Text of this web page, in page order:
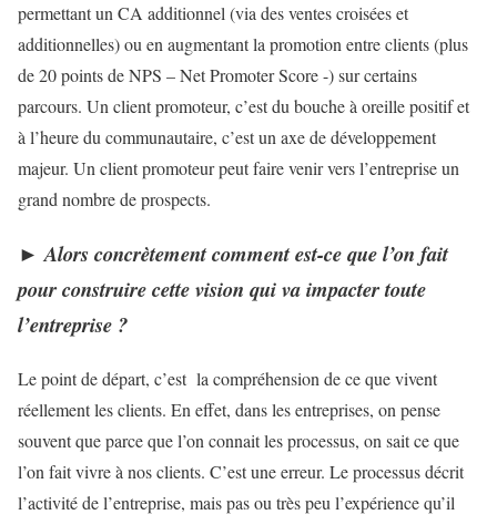
permettant un CA additionnel (via des ventes croisées et
additionnelles) ou en augmentant la promotion entre clients (plus
de 20 points de NPS – Net Promoter Score -) sur certains
parcours. Un client promoteur, c’est du bouche à oreille positif et
à l’heure du communautaire, c’est un axe de développement
majeur. Un client promoteur peut faire venir vers l’entreprise un
grand nombre de prospects.
►Alors concrètement comment est-ce que l’on fait
pour construire cette vision qui va impacter toute
l’entreprise ?
Le point de départ, c’est la compréhension de ce que vivent
réellement les clients. En effet, dans les entreprises, on pense
souvent que parce que l’on connait les processus, on sait ce que
l’on fait vivre à nos clients. C’est une erreur. Le processus décrit
l’activité de l’entreprise, mais pas ou très peu l’expérience qu’il